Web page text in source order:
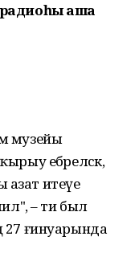
аша
музейы
ебәреләсәк,
азат итеүе
– ти был
ғинуарында